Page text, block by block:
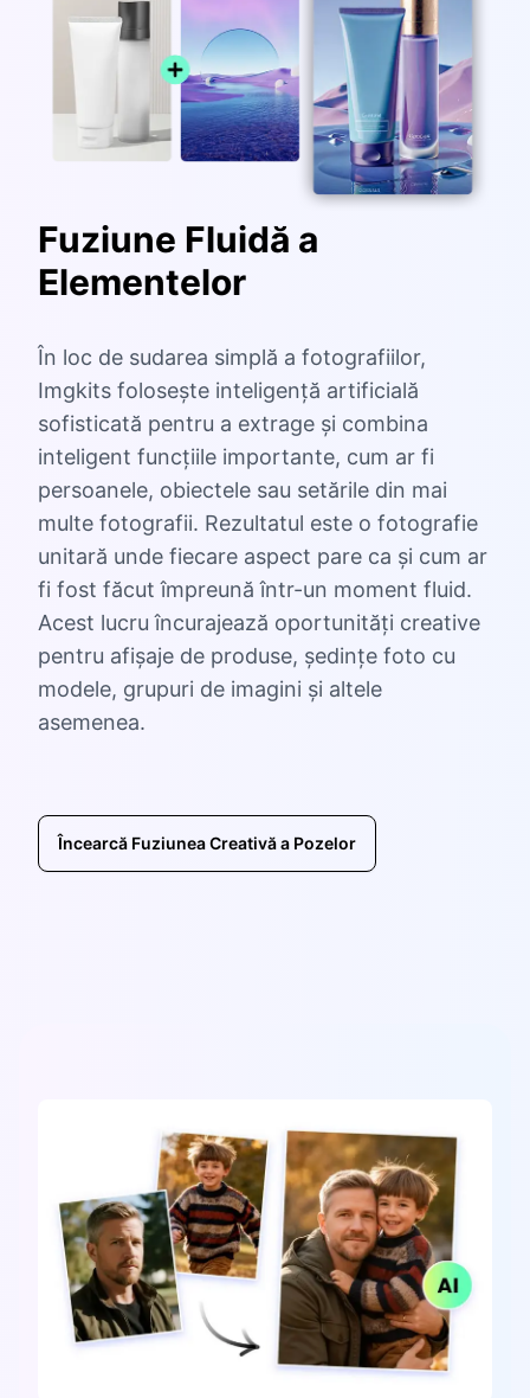
Fuziune Fluidă a
Elementelor
În loc de sudarea simplă a fotografiilor,
Imgkits folosește inteligență artificială
sofisticată pentru a extrage și combina
inteligent funcțiile importante, cum ar fi
persoanele, obiectele sau setările din mai
multe fotografii. Rezultatul este o fotografie
unitară unde fiecare aspect pare ca și cum ar
fi fost făcut împreună într-un moment fluid.
Acest lucru încurajează oportunități creative
pentru afișaje de produse, ședințe foto cu
modele, grupuri de imagini și altele
asemenea.
Încearcă Fuziunea Creativă a Pozelor